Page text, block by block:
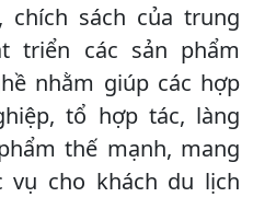
sách của trung
triển các sản phẩm
nhằm giúp các hợp
tổ hợp tác, làng
thế mạnh, mang
cho khách du lịch